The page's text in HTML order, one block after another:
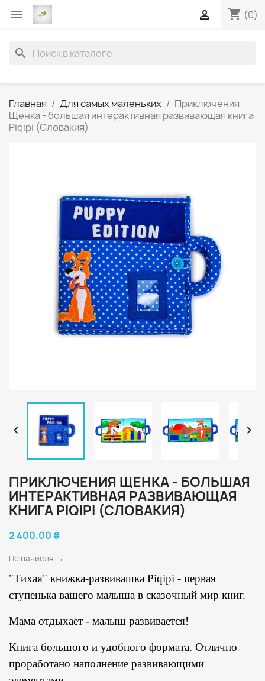
 shopping_cart (0)

search
Главная Для самых маленьких
Приключения
Щенка - большая интерактивная развивающая книга
Piqipi (Словакия)
 
ПРИКЛЮЧЕНИЯ ЩЕНКА - БОЛЬШАЯ
ИНТЕРАКТИВНАЯ РАЗВИВАЮЩАЯ
КНИГА PIQIPI (СЛОВАКИЯ)
2 400,00 ₴
Не начислять
"Тихая" книжка-развивашка Piqipi - первая
ступенька вашего малыша в сказочный мир книг.
Мама отдыхает - малыш развивается!
Книга большого и удобного формата. Отлично
проработано наполнение развивающими